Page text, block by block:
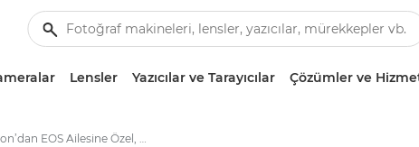
Lensler Yazıcılar ve Tarayıcılar Çözümler ve
Canon’dan EOS Ailesine Özel, Fotoğraf ve Videonun Sınırlarını Zorlayan 4 Yeni Lens - Canon Basın Merkezi